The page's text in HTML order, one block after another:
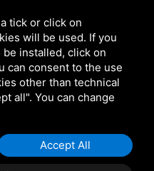
/
SERVICIODE GOOGLE.
tick or click on
will be used. If you
installed, click on
can consent to the use
other than technical
all". You can change
Accept All